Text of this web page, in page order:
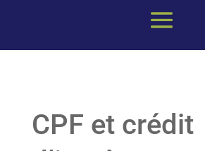
CPF et crédit